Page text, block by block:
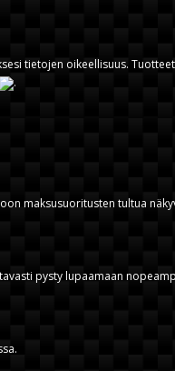
tietojen oikeellisuus.
.
maksusuoritusten tultua
pysty lupaamaan